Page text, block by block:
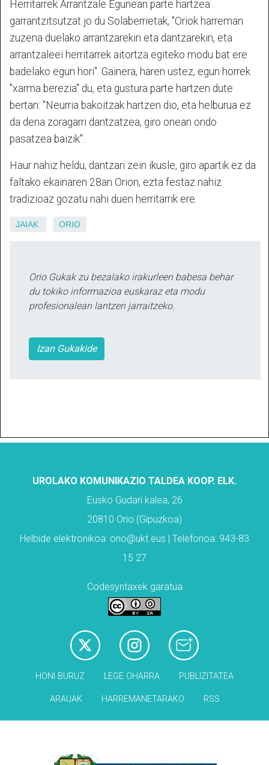
Herritarrek Arrantzale Egunean parte hartzea
garrantzitsutzat jo du Solaberrietak, "Oriok harreman
zuzena duelako arrantzarekin eta dantzarekin, eta
arrantzaleei herritarrek aitortza egiteko modu bat ere
badelako egun hori". Gainera, haren ustez, egun horrek
"xarma berezia" du, eta gustura parte hartzen dute
bertan: "Neurria bakoitzak hartzen dio, eta helburua ez
da dena zoragarri dantzatzea, giro onean ondo
pasatzea baizik".
Haur nahiz heldu, dantzari zein ikusle, giro apartik ez da
faltako ekainaren 28an Orion, ezta festaz nahiz
tradizioaz gozatu nahi duen herritarrik ere.
JAIAK ORIO
Orio Gukak zu bezalako irakurleen babesa behar
du tokiko informazioa euskaraz eta modu
profesionalean lantzen jarraitzeko.
Izan Gukakide
UROLAKO KOMUNIKAZIO TALDEA KOOP. ELK.
Eusko Gudari kalea, 26
20810 Orio (Gipuzkoa)
Helbide elektronikoa: orio@ukt.eus | Telefonoa: 943-83
15 27
Codesyntaxek garatua
HONI BURUZ LEGE OHARRA PUBLIZITATEA
ARAUAK HARREMANETARAKO RSS